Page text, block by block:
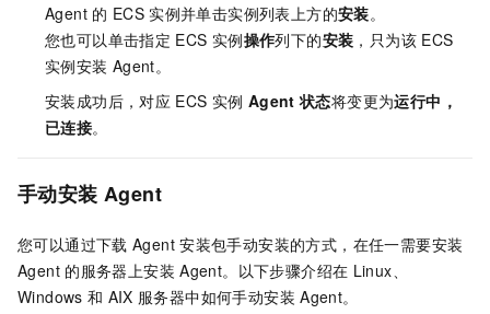
Agent 的 ECS 实例并单击实例列表上方的安装。
您也可以单击指定 ECS 实例操作列下的安装 ，只为该 ECS
实例安装 Agent。
安装成功后，对应 ECS 实例 Agent 状态将变更为运行中，
已连接。
手动安装 Agent
您可以通过下载 Agent 安装包手动安装的方式，在任一需要安装
Agent 的服务器上安装 Agent。以下步骤介绍在 Linux、
Windows 和 AIX 服务器中如何手动安装 Agent。